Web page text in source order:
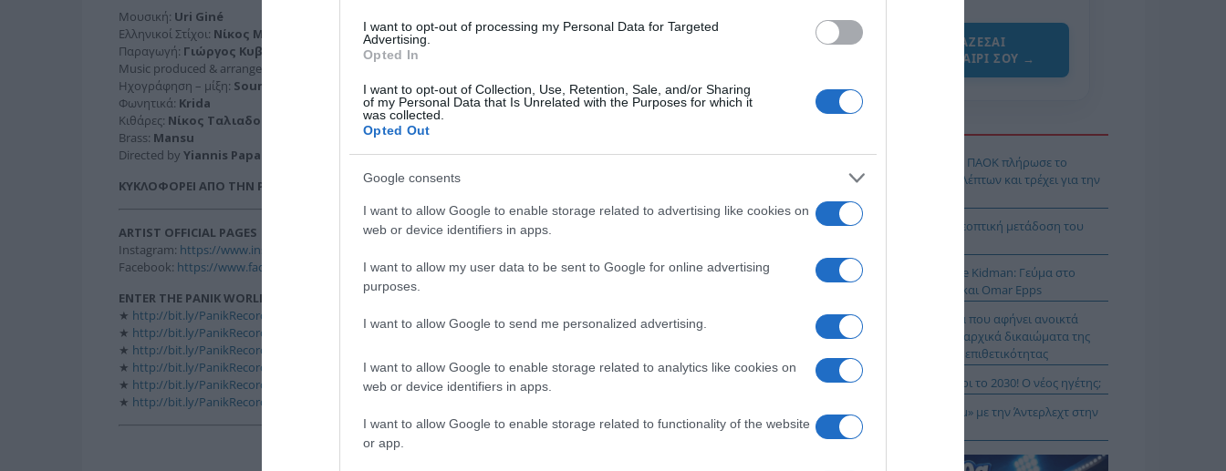
I want to opt-out of processing my Personal Data for Targeted
Advertising.
Opted In
I want to opt-out of Collection, Use, Retention, Sale, and/or Sharing
of my Personal Data that Is Unrelated with the Purposes for which it
was collected.
Opted Out
Google consents
I want to allow Google to enable storage related to advertising like cookies on
web or device identifiers in apps.
I want to allow my user data to be sent to Google for online advertising
purposes.
I want to allow Google to send me personalized advertising.
I want to allow Google to enable storage related to analytics like cookies on
web or device identifiers in apps.
I want to allow Google to enable storage related to functionality of the website
or app.
Μουσική: Uri Giné
Ελληνικοί Στίχοι: Νίκος Μωραΐτης
Παραγωγή: Γιώργος Κυβέλλος
Music produced & arranged by
Ηχογράφηση – μίξη: Soumka
Φωνητικά: Krida
Κιθάρες: Νίκος Ταλιαδούρος
Brass: Mansu
Directed by Yiannis Papadakos & Giannis Michelopoulos
ΚΥΚΛΟΦΟΡΕΙ ΑΠΟ ΤΗΝ Panik Records!
ARTIST OFFICIAL PAGES
Instagram: https://www.instagram.com/desp1navandi
Facebook: https://www.facebook.com/Desp1navandi
ENTER THE PANIK WORLD
★ http://bit.ly/PanikRecords_Facebook
★ http://bit.ly/PanikRecords_YouTube
★ http://bit.ly/PanikRecords_Twitter
★ http://bit.ly/PanikRecords_Instagram
★ http://bit.ly/PanikRecords_GooglePlus
★ http://bit.ly/PanikRecords_Website
ΌΣΑ ΧΡΕΙΆΖΕΣΑΙ
ΓΙΑ ΤΟ ΚΑΛΟΚΑΊΡΙ ΣΟΥ →
Ψυχρολουσία στην Τούμπα: Ο ΠΑΟΚ πλήρωσε το
«μπλακ άουτ» των 17 δευτερολέπτων και τρέχει για την
ΠΑΟΚ – Άντερλεχτ LIVE: Η τηλεοπτική μετάδοση του
Στη Μύκονο βρίσκεται η Nicole Kidman: Γεύμα στο
Nammos μαζί με Zoe Saldaña και Omar Epps
Ρένα Δούρου: Θολή συμφωνία που αφήνει ανοικτά
ερωτήματα σχετικά με τα κυριαρχικά δικαιώματα της
Ελλάδας έναντι της τουρκικής επιθετικότητας
Ο Μιλάν Βιτάλις στην ΑΕΚ μέχρι το 2030! Ο νέος ηγέτης;
PAOK On Fire: Ψάχνει το «μπαμ» με την Άντερλεχτ στην
Τούμπα!